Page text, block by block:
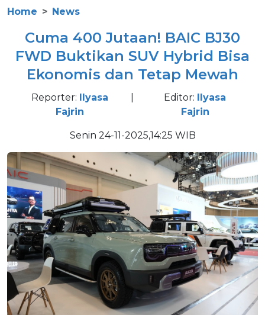
Home News
Cuma 400 Jutaan! BAIC BJ30
FWD Buktikan SUV Hybrid Bisa
Ekonomis dan Tetap Mewah
Reporter: Ilyasa
Fajrin
Editor: Ilyasa
Fajrin
Senin 24-11-2025,14:25 WIB